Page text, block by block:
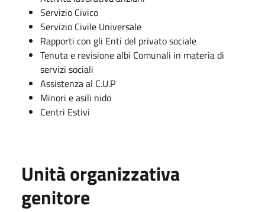
Servizio Civico
Servizio Civile Universale
Rapporti con gli Enti del privato sociale
Tenuta e revisione albi Comunali in materia di
servizi sociali
Assistenza al C.U.P
Minori e asili nido
Centri Estivi
Unità organizzativa
genitore